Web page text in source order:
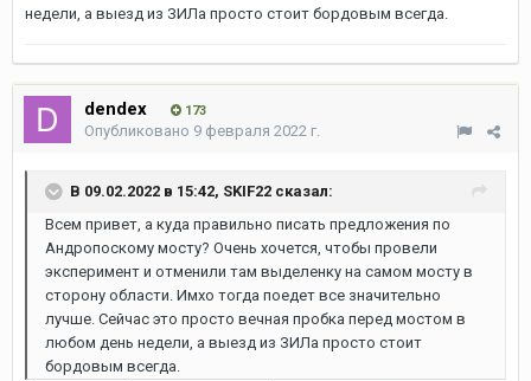
недели, а выезд из ЗИЛа просто стоит бордовым всегда.
dendex 173
Опубликовано 9 февраля 2022 г.
В 09.02.2022 в 15:42, SKIF22 сказал:
Всем привет, а куда правильно писать предложения по
Андропоскому мосту? Очень хочется, чтобы провели
эксперимент и отменили там выделенку на самом мосту в
сторону области. Имхо тогда поедет все значительно
лучше. Сейчас это просто вечная пробка перед мостом в
любом день недели, а выезд из ЗИЛа просто стоит
бордовым всегда.